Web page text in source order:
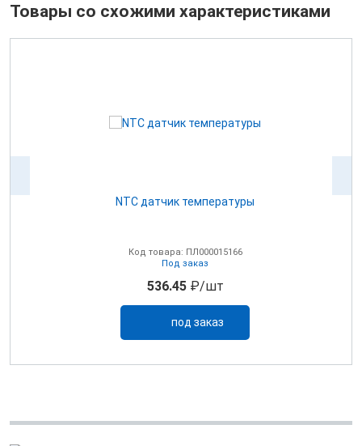
Товары со схожими характеристиками
NTC датчик температуры
Код товара: ПЛ000015166
Под заказ
536.45₽/шт
под заказ